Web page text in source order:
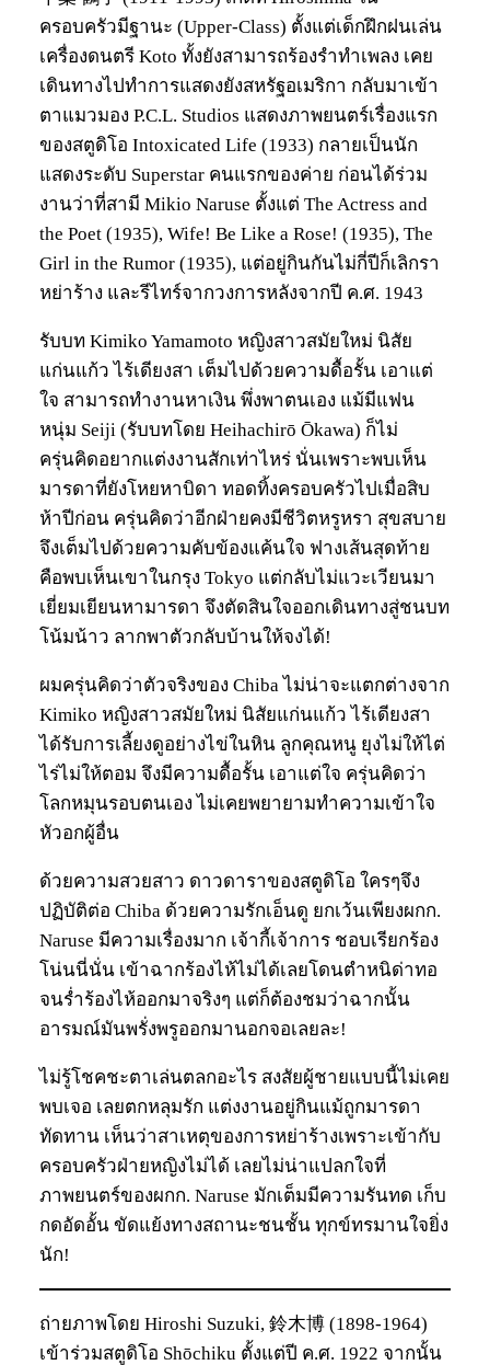
ครอบครัวมีฐานะ (Upper-Class) ตั้งแต่เด็กฝึกฝนเล่น
เครื่องดนตรี Koto ทั้งยังสามารถร้องรำทำเพลง เคย
เดินทางไปทำการแสดงยังสหรัฐอเมริกา กลับมาเข้า
ตาแมวมอง P.C.L. Studios แสดงภาพยนตร์เรื่องแรก
ของสตูดิโอ Intoxicated Life (1933) กลายเป็นนัก
แสดงระดับ Superstar คนแรกของค่าย ก่อนได้ร่วม
งานว่าที่สามี Mikio Naruse ตั้งแต่ The Actress and
the Poet (1935), Wife! Be Like a Rose! (1935), The
Girl in the Rumor (1935), แต่อยู่กินกันไม่กี่ปีก็เลิกรา
หย่าร้าง และรีไทร์จากวงการหลังจากปี ค.ศ. 1943
รับบท Kimiko Yamamoto หญิงสาวสมัยใหม่ นิสัย
แก่นแก้ว ไร้เดียงสา เต็มไปด้วยความดื้อรั้น เอาแต่
ใจ สามารถทำงานหาเงิน พึ่งพาตนเอง แม้มีแฟน
หนุ่ม Seiji (รับบทโดย Heihachirō Ōkawa) ก็ไม่
ครุ่นคิดอยากแต่งงานสักเท่าไหร่ นั่นเพราะพบเห็น
มารดาที่ยังโหยหาบิดา ทอดทิ้งครอบครัวไปเมื่อสิบ
ห้าปีก่อน ครุ่นคิดว่าอีกฝ่ายคงมีชีวิตหรูหรา สุขสบาย
จึงเต็มไปด้วยความคับข้องแค้นใจ ฟางเส้นสุดท้าย
คือพบเห็นเขาในกรุง Tokyo แต่กลับไม่แวะเวียนมา
เยี่ยมเยียนหามารดา จึงตัดสินใจออกเดินทางสู่ชนบท
โน้มน้าว ลากพาตัวกลับบ้านให้จงได้!
ผมครุ่นคิดว่าตัวจริงของ Chiba ไม่น่าจะแตกต่างจาก
Kimiko หญิงสาวสมัยใหม่ นิสัยแก่นแก้ว ไร้เดียงสา
ได้รับการเลี้ยงดูอย่างไข่ในหิน ลูกคุณหนู ยุงไม่ให้ไต่
ไร่ไม่ให้ตอม จึงมีความดื้อรั้น เอาแต่ใจ ครุ่นคิดว่า
โลกหมุนรอบตนเอง ไม่เคยพยายามทำความเข้าใจ
หัวอกผู้อื่น
ด้วยความสวยสาว ดาวดาราของสตูดิโอ ใครๆจึง
ปฏิบัติต่อ Chiba ด้วยความรักเอ็นดู ยกเว้นเพียงผกก.
Naruse มีความเรื่องมาก เจ้ากี้เจ้าการ ชอบเรียกร้อง
โน่นนี่นั่น เข้าฉากร้องไห้ไม่ได้เลยโดนตำหนิด่าทอ
จนร่ำร้องไห้ออกมาจริงๆ แต่ก็ต้องชมว่าฉากนั้น
อารมณ์มันพรั่งพรูออกมานอกจอเลยละ!
ไม่รู้โชคชะตาเล่นตลกอะไร สงสัยผู้ชายแบบนี้ไม่เคย
พบเจอ เลยตกหลุมรัก แต่งงานอยู่กินแม้ถูกมารดา
ทัดทาน เห็นว่าสาเหตุของการหย่าร้างเพราะเข้ากับ
ครอบครัวฝ่ายหญิงไม่ได้ เลยไม่น่าแปลกใจที่
ภาพยนตร์ของผกก. Naruse มักเต็มมีความรันทด เก็บ
กดอัดอั้น ขัดแย้งทางสถานะชนชั้น ทุกข์ทรมานใจยิ่ง
นัก!
ถ่ายภาพโดย Hiroshi Suzuki, 鈴木博 (1898-1964)
เข้าร่วมสตูดิโอ Shōchiku ตั้งแต่ปี ค.ศ. 1922 จากนั้น